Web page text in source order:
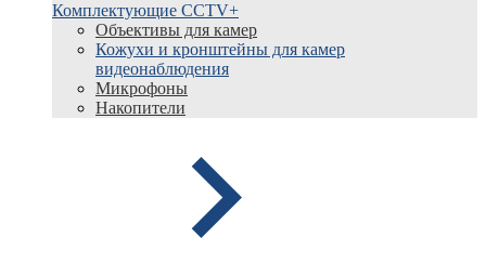
Комплектующие CCTV+
Объективы для камер
Кожухи и кронштейны для камер
видеонаблюдения
Микрофоны
Накопители